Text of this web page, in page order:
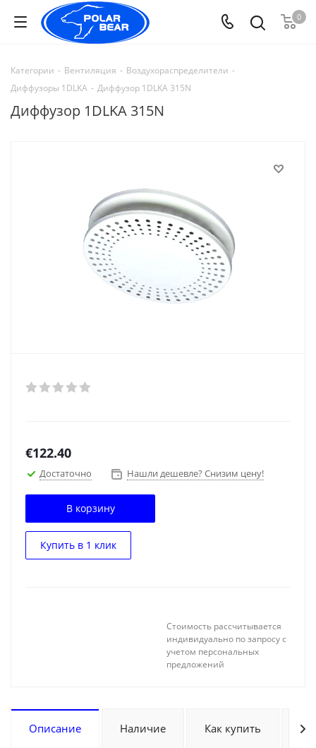
0
Категории - Вентиляция - Воздухораспределители -
Диффузоры 1DLKA - Диффузор 1DLKA 315N
Диффузор 1DLKA 315N
€122.40
Достаточно Нашли дешевле? Снизим цену!
В корзину
Купить в 1 клик
Стоимость рассчитывается
индивидуально по запросу с
учетом персональных
предложений
Описание Наличие Как купить